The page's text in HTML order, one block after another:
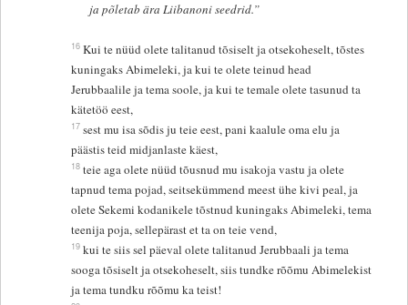
ja põletab ära Liibanoni seedrid.”
16 Kui te nüüd olete talitanud tõsiselt ja otsekoheselt, tõstes
kuningaks Abimeleki, ja kui te olete teinud head
Jerubbaalile ja tema soole, ja kui te temale olete tasunud ta
kätetöö eest,
17 sest mu isa sõdis ju teie eest, pani kaalule oma elu ja
päästis teid midjanlaste käest,
18 teie aga olete nüüd tõusnud mu isakoja vastu ja olete
tapnud tema pojad, seitsekümmend meest ühe kivi peal, ja
olete Sekemi kodanikele tõstnud kuningaks Abimeleki, tema
teenija poja, sellepärast et ta on teie vend,
19 kui te siis sel päeval olete talitanud Jerubbaali ja tema
sooga tõsiselt ja otsekoheselt, siis tundke rõõmu Abimelekist
ja tema tundku rõõmu ka teist!